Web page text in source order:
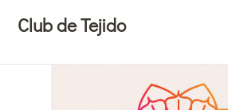
contenido
Club de Tejido